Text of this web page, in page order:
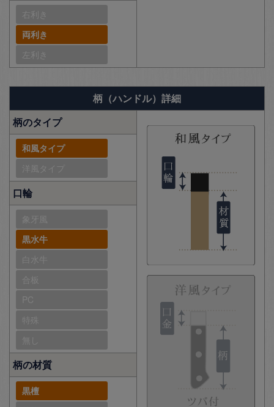
右利き
両利き
左利き
柄（ハンドル）詳細
柄のタイプ
和風タイプ
洋風タイプ
口輪
象牙風
黒水牛
白水牛
合板
PC
特殊
無し
柄の材質
黒檀